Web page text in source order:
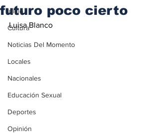
Inicio
Cultura
Noticias Del Momento
Locales
Nacionales
Educación Sexual
Deportes
Opinión
futuro poco cierto
Luisa Blanco